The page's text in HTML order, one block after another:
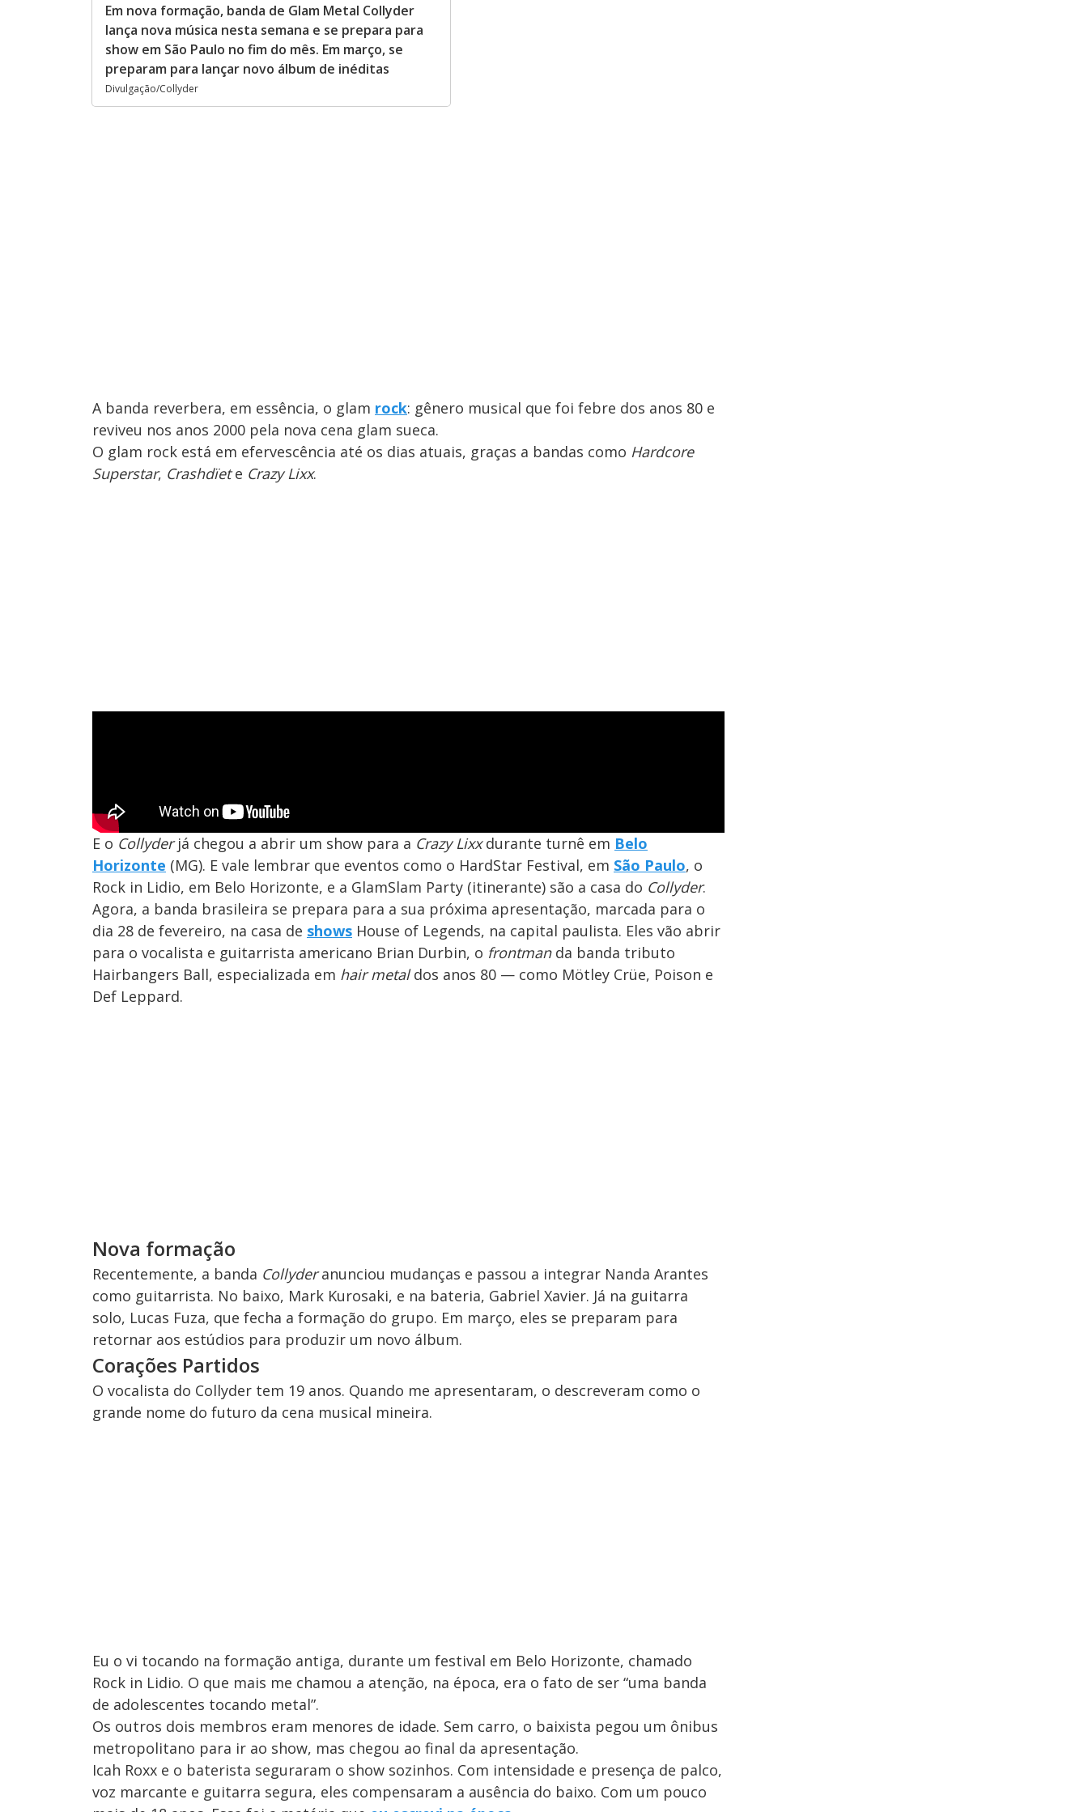
Em nova formação, banda de Glam Metal Collyder
lança nova música nesta semana e se prepara para
show em São Paulo no fim do mês. Em março, se
preparam para lançar novo álbum de inéditas
Divulgação/Collyder
A banda reverbera, em essência, o glam rock: gênero musical que foi febre dos anos 80 e
reviveu nos anos 2000 pela nova cena glam sueca.
O glam rock está em efervescência até os dias atuais, graças a bandas como Hardcore
Superstar, Crashdïete Crazy Lixx.
E o Collyderjá chegou a abrir um show para a Crazy Lixxdurante turnê em Belo
Horizonte (MG). E vale lembrar que eventos como o HardStar Festival, em São Paulo, o
Rock in Lidio, em Belo Horizonte, e a GlamSlam Party (itinerante) são a casa do Collyder.
Agora, a banda brasileira se prepara para a sua próxima apresentação, marcada para o
dia 28 de fevereiro, na casa de shows House of Legends, na capital paulista. Eles vão abrir
para o vocalista e guitarrista americano Brian Durbin, o frontman da banda tributo
Hairbangers Ball, especializada em hair metaldos anos 80 — como Mötley Crüe, Poison e
Def Leppard.
Nova formação
Recentemente, a banda Collyderanunciou mudanças e passou a integrar Nanda Arantes
como guitarrista. No baixo, Mark Kurosaki, e na bateria, Gabriel Xavier. Já na guitarra
solo, Lucas Fuza, que fecha a formação do grupo. Em março, eles se preparam para
retornar aos estúdios para produzir um novo álbum.
Corações Partidos
O vocalista do Collyder tem 19 anos. Quando me apresentaram, o descreveram como o
grande nome do futuro da cena musical mineira.
Eu o vi tocando na formação antiga, durante um festival em Belo Horizonte, chamado
Rock in Lidio. O que mais me chamou a atenção, na época, era o fato de ser “uma banda
de adolescentes tocando metal”.
Os outros dois membros eram menores de idade. Sem carro, o baixista pegou um ônibus
metropolitano para ir ao show, mas chegou ao final da apresentação.
Icah Roxx e o baterista seguraram o show sozinhos. Com intensidade e presença de palco,
voz marcante e guitarra segura, eles compensaram a ausência do baixo. Com um pouco